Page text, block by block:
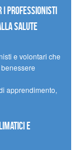
i professionisti
salute
e volontari che
apprendimento,
e